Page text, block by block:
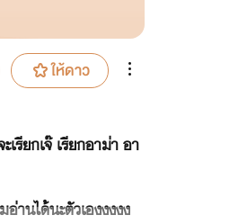
ให้ดาว
รียกเจ๊ เรียกอาม่า อา
านได้นะตัวเองงงงง